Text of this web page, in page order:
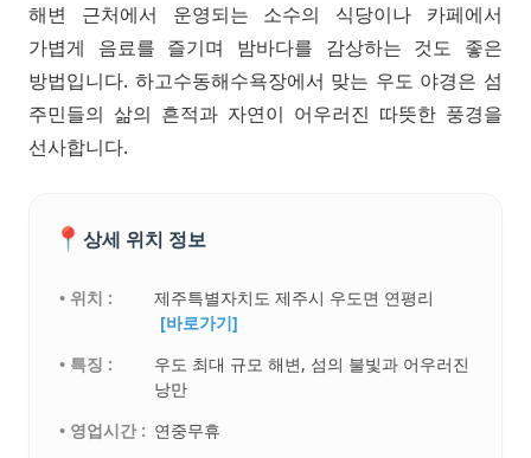
해변 근처에서 운영되는 소수의 식당이나 카페에서
가볍게 음료를 즐기며 밤바다를 감상하는 것도 좋은
방법입니다. 하고수동해수욕장에서 맞는 우도 야경은 섬
주민들의 삶의 흔적과 자연이 어우러진 따뜻한 풍경을
선사합니다.
📍 상세 위치 정보
• 위치 :
제주특별자치도 제주시 우도면 연평리
[바로가기]
• 특징 :
우도 최대 규모 해변, 섬의 불빛과 어우러진
낭만
• 영업시간 : 연중무휴